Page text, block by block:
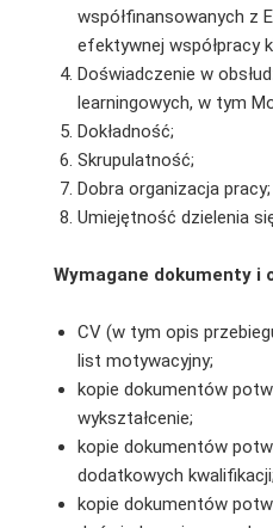
współfinansowanych z
efektywnej współpracy
Doświadczenie w
learningowych, w tym
Dokładność;
Skrupulatność;
Dobra organizacja pracy;
Umiejętność dzielenia
Wymagane dokumenty i
CV (w tym opis
list motywacyjny;
kopie dokumentów
wykształcenie;
kopie dokumentów
dodatkowych kwalifikacji;
kopie dokumentów